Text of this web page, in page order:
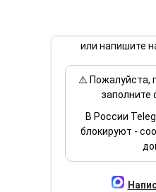
или напишите
⚠️ Пожалуйста,
заполните
В России
блокируют -